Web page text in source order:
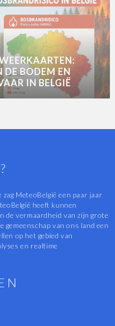
DE BODEM EN
IN BELGIË
MeteoBelgië een paar jaar
heeft kunnen
de vermaardheid van zijn grote
gemeenschap van ons land een
op het gebied van
en realtime